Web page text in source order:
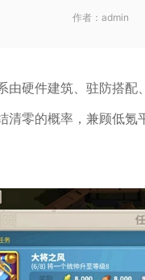
作者： admin
由硬件建筑、驻防搭
清零的概率，兼顾低